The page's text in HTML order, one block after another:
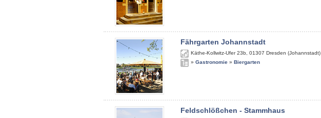
Fährgarten Johannstadt
Käthe-Kollwitz-Ufer 23b 01307 Dresden (Johannstadt)
» Gastronomie » Biergarten
Feldschlößchen - Stammhaus